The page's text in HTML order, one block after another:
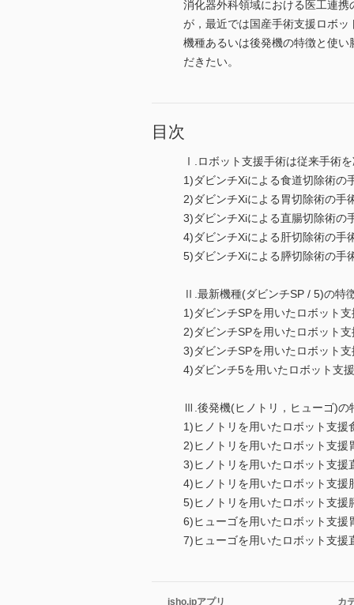
消化器外科領域における医工連
が，最近では国産手術支援ロボ
機種あるいは後発機の特徴と使
だきたい。
目次
Ⅰ.ロボット支援手術は従来手術
1)ダビンチXiによる食道切除術
2)ダビンチXiによる胃切除術の
3)ダビンチXiによる直腸切除術
4)ダビンチXiによる肝切除術の
5)ダビンチXiによる膵切除術の
Ⅱ.最新機種(ダビンチSP / 5)の特
1)ダビンチSPを用いたロボット
2)ダビンチSPを用いたロボット
3)ダビンチSPを用いたロボット
4)ダビンチ5を用いたロボット支
Ⅲ.後発機(ヒノトリ，ヒューゴ)の
1)ヒノトリを用いたロボット支
2)ヒノトリを用いたロボット支
3)ヒノトリを用いたロボット支
4)ヒノトリを用いたロボット支
5)ヒノトリを用いたロボット支
6)ヒューゴを用いたロボット支
7)ヒューゴを用いたロボット支
isho.jpアプリ カ